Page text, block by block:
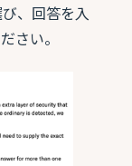
、回答を入
さい。